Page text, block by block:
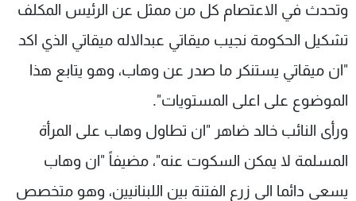
وتحدث في الاعتصام كل من ممثل عن الرئيس المكلف
تشكيل الحكومة نجيب ميقاتي عبدالاله ميقاتي الذي اكد
"ان ميقاتي يستنكر ما صدر عن وهاب، وهو يتابع هذا
الموضوع على اعلى المستويات".
ورأى النائب خالد ضاهر "ان تطاول وهاب على المرأة
المسلمة لا يمكن السكوت عنه"، مضيفاً "ان وهاب
يسعى دائما الى زرع الفتنة بين اللبنانيين، وهو متخصص